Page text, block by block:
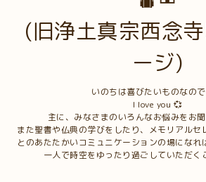
(旧浄土真宗西念
ージ)
いのちは喜びたいものなの
I love you 💞
主に、みなさまのいろんなお悩みをお聞
また聖書や仏典の学びをしたり、メモリアルセ
とのあたたかいコミュニケーションの場になれ
一人で時空をゆったり過ごしていただく